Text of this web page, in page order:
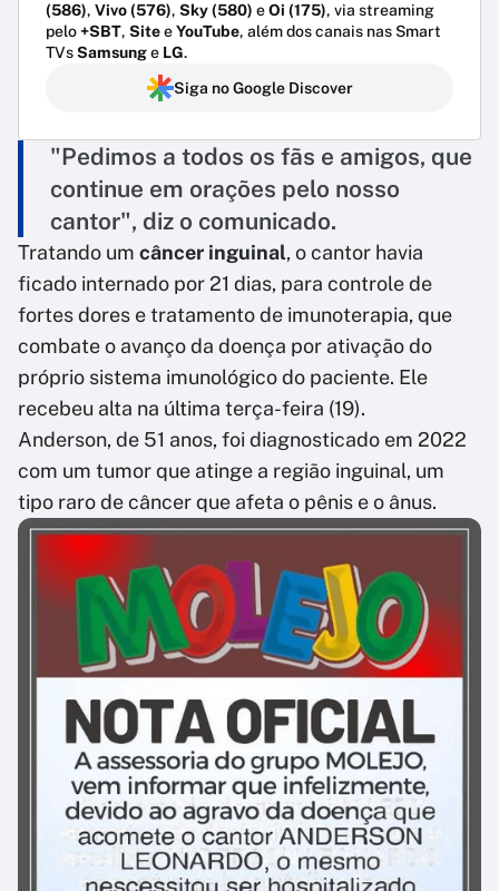
(586), Vivo (576), Sky (580) eOi (175), via streaming
pelo+SBT, SiteeYouTube, além dos canais nas Smart
TVsSamsunge LG.
Siga no Google Discover
"Pedimos a todos os fãs e amigos, que
continue em orações pelo nosso
cantor", diz o comunicado.
Tratando um câncer inguinal, o cantor havia
ficado internado por 21 dias, para controle de
fortes dores e tratamento de imunoterapia, que
combate o avanço da doença por ativação do
próprio sistema imunológico do paciente. Ele
recebeu alta na última terça-feira (19).
Anderson, de 51 anos, foi diagnosticado em 2022
com um tumor que atinge a região inguinal, um
tipo raro de câncer que afeta o pênis e o ânus.